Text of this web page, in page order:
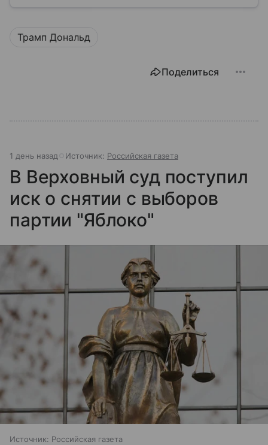
ядерный арсенал. Это была битва двух
Расскажем, почему Холодная война стала
Трамп Дональд
Поделиться
1 день назад Источник: Российская газета
В Верховный суд поступил
иск о снятии с выборов
партии "Яблоко"
Источник: Российская газета